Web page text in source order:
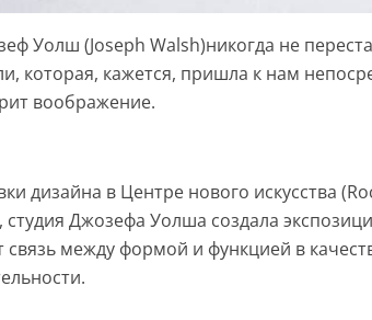
Уолш (Joseph Walsh)никогда не
которая, кажется, пришла к нам
воображение.
дизайна в Центре нового искусства
Джозефа Уолша создала
связь между формой и функцией в